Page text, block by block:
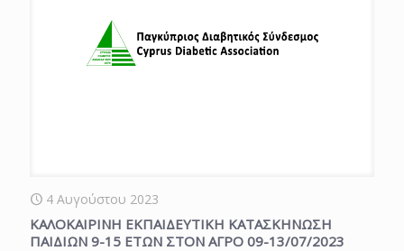
4 Αυγούστου 2023
ΚΑΛΟΚΑΙΡΙΝΗ ΕΚΠΑΙΔΕΥΤΙΚΗ ΚΑΤΑΣΚΗΝΩΣΗ
ΠΑΙΔΙΩΝ 9-15 ΕΤΩΝ ΣΤΟΝ ΑΓΡΟ 09-13/07/2023